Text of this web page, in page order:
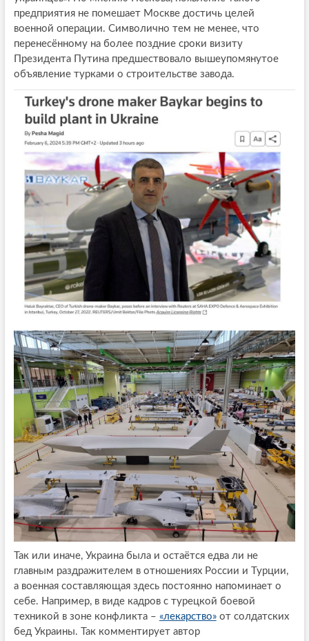
предприятия не помешает Москве достичь целей
военной операции. Символично тем не менее, что
перенесённому на более поздние сроки визиту
Президента Путина предшествовало вышеупомянутое
объявление турками о строительстве завода.
Так или иначе, Украина была и остаётся едва ли не
главным раздражителем в отношениях России и Турции,
а военная составляющая здесь постоянно напоминает о
себе. Например, в виде кадров с турецкой боевой
техникой в зоне конфликта – «лекарство»от солдатских
бед Украины. Так комментирует автор